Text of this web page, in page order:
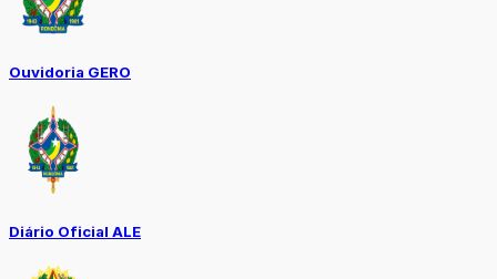
Ouvidoria GERO
Diário Oficial ALE